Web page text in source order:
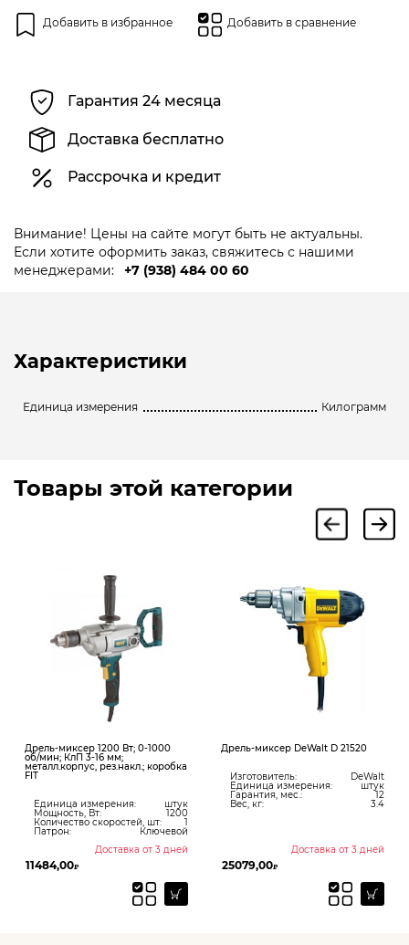
Добавить в избранное Добавить в сравнение
Гарантия 24 месяца
Доставка бесплатно
Рассрочка и кредит
Внимание! Цены на сайте могут быть не актуальны.
Если хотите оформить заказ, свяжитесь с нашими
менеджерами:
+7 (938) 484 00 60
Характеристики
Единица измерения Килограмм
Товары этой категории
Дрель-миксер 1200 Вт; 0-1000
об/мин; КлП 3-16 мм;
металл.корпус, рез.накл.; коробка
FIT
Единица измерения: штук
Мощность, Вт: 1200
Количество скоростей, шт: 1
Патрон:
Ключевой
Доставка от 3 дней
11484,00₽
Дрель-миксер DeWalt D 21520
Изготовитель: DeWalt
Единица измерения: штук
Гарантия, мес.: 12
Вес, кг: 3.4
Доставка от 3 дней
25079,00₽